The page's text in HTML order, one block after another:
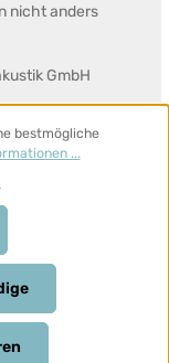
GmbH
nicht anders
bestmögliche
...